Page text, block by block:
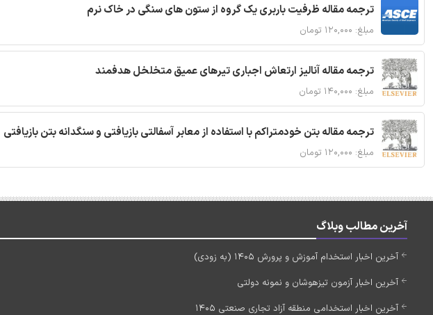
ترجمه مقاله ظرفیت باربری یک گروه از ستون های سنگی در خاک نرم
مبلغ: ۱۲۰,۰۰۰ تومان
ترجمه مقاله آنالیز ارتعاش اجباری تیرهای عمیق متخلخل هدفمند
مبلغ: ۱۴۰,۰۰۰ تومان
ترجمه مقاله بتن خودمتراکم با استفاده از معابر آسفالتی بازیافتی و سنگدانه بتن بازیافتی
مبلغ: ۱۲۰,۰۰۰ تومان
آخرین مطالب وبلاگ
آخرین اخبار استخدام آموزش و پرورش 1405 (به زودی)
آخرین اخبار آزمون تیزهوشان و نمونه دولتی
آخرین اخبار استخدامی منطقه آزاد تجاری صنعتی 1405